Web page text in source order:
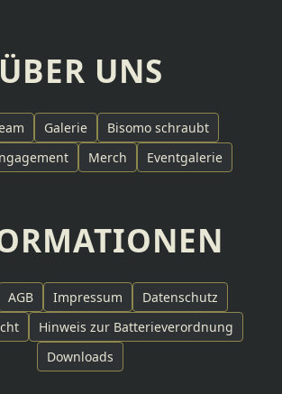
ÜBER UNS
Galerie
Bisomo schraubt
Merch Eventgalerie
AGB Impressum
Datenschutz
Hinweis zur Batterieverordnung
Downloads